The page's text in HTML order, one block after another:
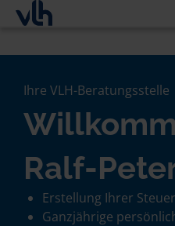
Ihre VLH-Beratungsstelle
Ralf-
Erstellung Ihrer
Ganzjährige